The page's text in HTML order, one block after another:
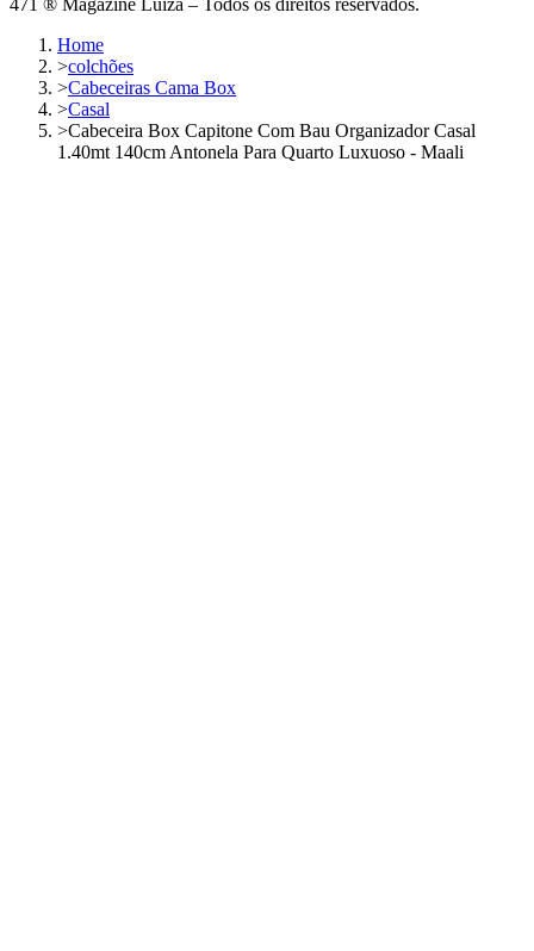
Home
>colchões
>Cabeceiras Cama Box
>Casal
>Cabeceira Box Capitone Com Bau Organizador Casal
1.40mt 140cm Antonela Para Quarto Luxuoso - Maali